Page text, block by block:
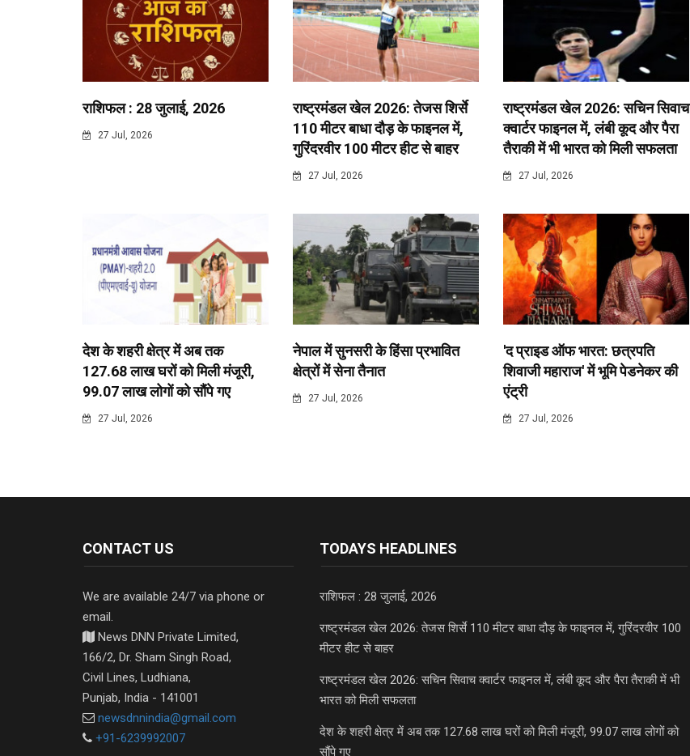
राशिफल : 28 जुलाई, 2026
27 Jul, 2026
राष्ट्रमंडल खेल 2026: तेजस शिर्से
110 मीटर बाधा दौड़ के फाइनल में,
गुरिंदरवीर 100 मीटर हीट से बाहर
27 Jul, 2026
राष्ट्रमंडल खेल 2026: सचिन सिवाच
क्वार्टर फाइनल में, लंबी कूद और पैरा
तैराकी में भी भारत को मिली सफलता
27 Jul, 2026
देश के शहरी क्षेत्र में अब तक
127.68 लाख घरों को मिली मंजूरी,
99.07 लाख लोगों को सौंपे गए
27 Jul, 2026
नेपाल में सुनसरी के हिंसा प्रभावित
क्षेत्रों में सेना तैनात
27 Jul, 2026
'द प्राइड ऑफ भारत: छत्रपति
शिवाजी महाराज' में भूमि पेडनेकर की
एंट्री
27 Jul, 2026
CONTACT US
We are available 24/7 via phone or
email.
News DNN Private Limited,
166/2, Dr. Sham Singh Road,
Civil Lines, Ludhiana,
Punjab, India - 141001
newsdnnindia@gmail.com
+91-6239992007
TODAYS HEADLINES
राशिफल : 28 जुलाई, 2026
राष्ट्रमंडल खेल 2026: तेजस शिर्से 110 मीटर बाधा दौड़ के फाइनल में, गुरिंदरवीर 100
मीटर हीट से बाहर
राष्ट्रमंडल खेल 2026: सचिन सिवाच क्वार्टर फाइनल में, लंबी कूद और पैरा तैराकी में भी
भारत को मिली सफलता
देश के शहरी क्षेत्र में अब तक 127.68 लाख घरों को मिली मंजूरी, 99.07 लाख लोगों को
सौंपे गए